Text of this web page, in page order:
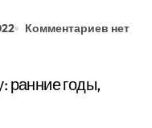
Комментариев нет